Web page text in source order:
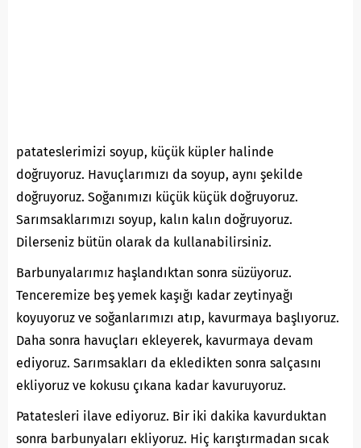
patateslerimizi soyup, küçük küpler halinde
doğruyoruz. Havuçlarımızı da soyup, aynı şekilde
doğruyoruz. Soğanımızı küçük küçük doğruyoruz.
Sarımsaklarımızı soyup, kalın kalın doğruyoruz.
Dilerseniz bütün olarak da kullanabilirsiniz.
Barbunyalarımız haşlandıktan sonra süzüyoruz.
Tenceremize beş yemek kaşığı kadar zeytinyağı
koyuyoruz ve soğanlarımızı atıp, kavurmaya başlıyoruz.
Daha sonra havuçları ekleyerek, kavurmaya devam
ediyoruz. Sarımsakları da ekledikten sonra salçasını
ekliyoruz ve kokusu çıkana kadar kavuruyoruz.
Patatesleri ilave ediyoruz. Bir iki dakika kavurduktan
sonra barbunyaları ekliyoruz. Hiç karıştırmadan sıcak